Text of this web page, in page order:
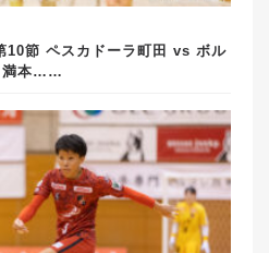
10節 ペスカドーラ町田 vs ボル
満本……